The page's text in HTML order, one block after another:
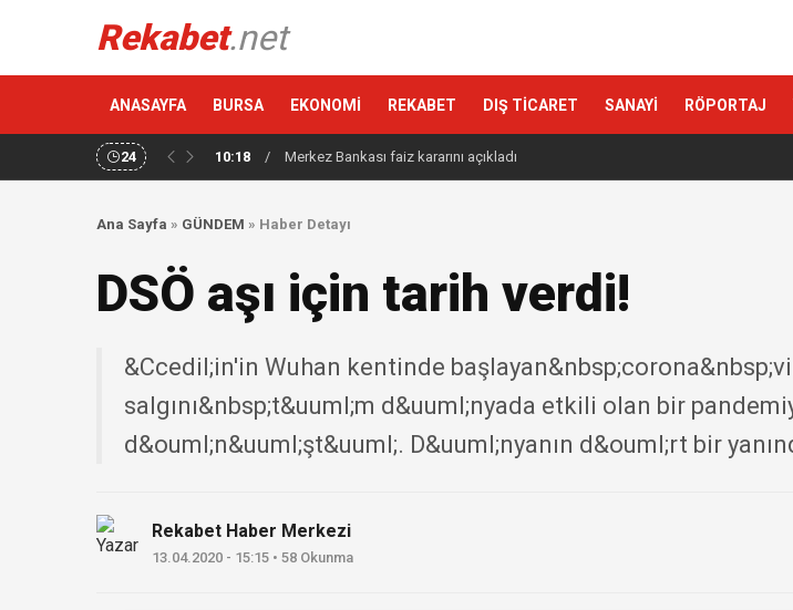
Rekabet.net
ANASAYFA BURSA EKONOMİ REKABET DIŞ TİCARET SANAYİ RÖPORTAJ
24 10:18 / Merkez Bankası faiz kararını açıkladı
Ana Sayfa » GÜNDEM » Haber Detayı
DSÖ aşı için tarih verdi!
&Ccedil;in'in Wuhan kentinde
salgını&nbsp;t&uuml;m d&uuml;nyada etkili olan bir
d&ouml;n&uuml;şt&uuml;. D&uuml;nyanın d&ouml;rt bir
Rekabet Haber Merkezi
13.04.2020 - 15:15 • 58 Okunma